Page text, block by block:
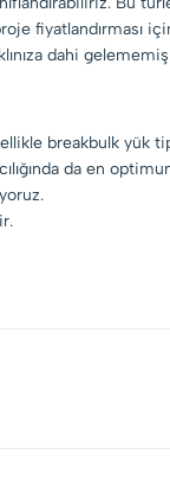
fiyatlandırması
dahi
breakbulk
da en